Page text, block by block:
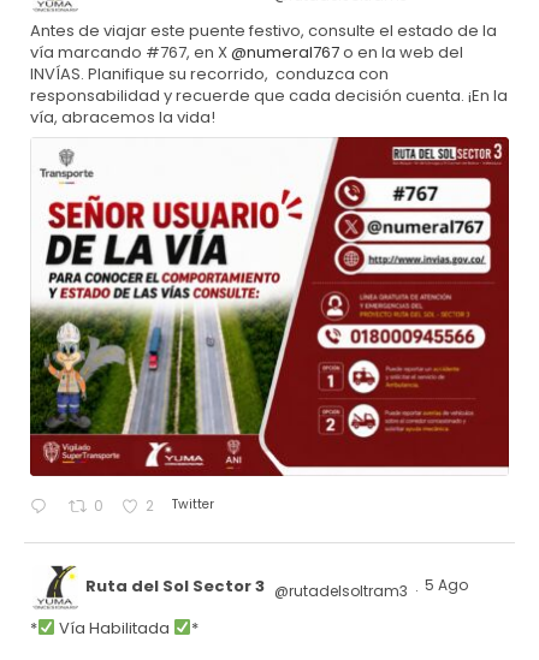
Antes de viajar este puente festivo, consulte el estado de la
vía marcando #767, en X@numeral767o en la web del
INVÍAS. Planifique su recorrido, conduzca con
responsabilidad y recuerde que cada decisión cuenta. ¡En la
vía, abracemos la vida!
0 2 Twitter
Ruta del Sol Sector 3 @rutadelsoltram3 · 5 Ago
* Vía Habilitada
*